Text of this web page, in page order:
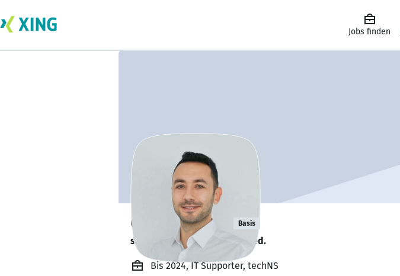
Jobs finden
Osman Alpay Basis
sucht ein neues Team-Mitglied.
Bis 2024, IT Supporter, techNS